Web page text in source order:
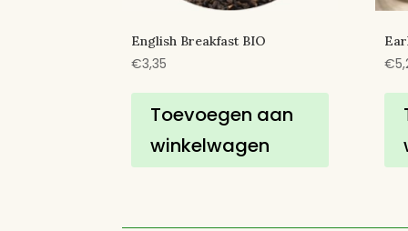
English Breakfast BIO
€3,35
Toevoegen aan
winkelwagen
€